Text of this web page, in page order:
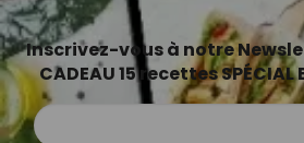
Inscrivez-vous à notre
CADEAU 15 recettes SPÉCIAL